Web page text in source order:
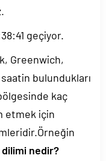
geçiyor.
Greenwich,
bulundukları
kaç
etmek için
dilimi nedir?